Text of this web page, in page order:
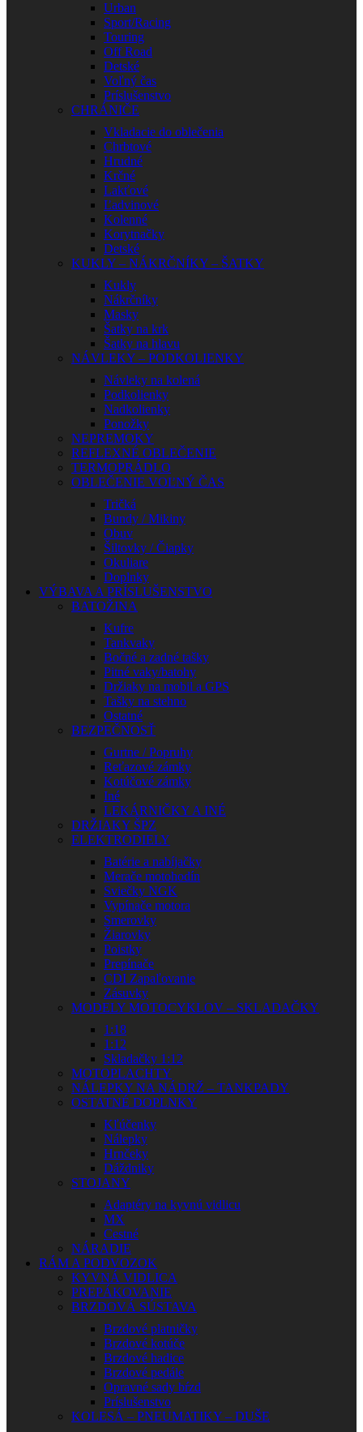
Urban
Sport/Racing
Touring
Off Road
Detské
Voľný čas
Príslušenstvo
CHRÁNIČE
Vkladacie do oblečenia
Chrbtové
Hrudné
Krčné
Lakťové
Ľadvinové
Kolenné
Korytnačky
Detské
KUKLY – NÁKRČNÍKY – ŠATKY
Kukly
Nákrčníky
Masky
Šatky na krk
Šatky na hlavu
NÁVLEKY – PODKOLIENKY
Návleky na kolená
Podkolienky
Nadkolienky
Ponožky
NEPREMOKY
REFLEXNÉ OBLEČENIE
TERMOPRÁDLO
OBLEČENIE VOĽNÝ ČAS
Tričká
Bundy / Mikiny
Obuv
Šiltovky / Čiapky
Okuliare
Doplnky
VÝBAVA A PRÍSLUŠENSTVO
BATOŽINA
Kufre
Tankvaky
Bočné a zadné tašky
Pitné vaky/batohy
Držiaky na mobil a GPS
Tašky na stehno
Ostatné
BEZPEČNOSŤ
Gurtne / Popruhy
Reťazové zámky
Kotúčové zámky
Iné
LEKÁRNIČKY A INÉ
DRŽIAKY ŠPZ
ELEKTRODIELY
Batérie a nabíjačky
Merače motohodín
Sviečky NGK
Vypínače motora
Smerovky
Žiarovky
Poistky
Prepínače
CDI Zapaľovanie
Zásuvky
MODELY MOTOCYKLOV – SKLADAČKY
1:18
1:12
Skladačky 1:12
MOTOPLACHTY
NÁLEPKY NA NÁDRŽ – TANKPADY
OSTATNÉ DOPLNKY
Kľúčenky
Nálepky
Hrnčeky
Dáždniky
STOJANY
Adaptéry na kyvnú vidlicu
MX
Cestné
NÁRADIE
RÁM A PODVOZOK
KYVNÁ VIDLICA
PREPÁKOVANIE
BRZDOVÁ SÚSTAVA
Brzdové platničky
Brzdové kotúče
Brzdové hadice
Brzdové pedále
Opravné sady bŕzd
Príslušenstvo
KOLESÁ – PNEUMATIKY – DUŠE